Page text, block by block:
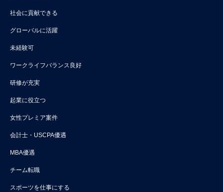
社会に貢献できる
グローバルに活躍
未経験可
ワークライフバランス良好
研修が充実
起業に役立つ
女性プレミア案件
会計士・USCPA優遇
MBA優遇
チーム転職
スポーツを仕事にする